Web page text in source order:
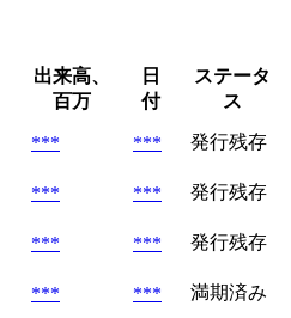
出来高、
百万
日
付
ステータ
ス
*** ***
発行残存
*** ***
発行残存
*** ***
発行残存
*** ***
満期済み